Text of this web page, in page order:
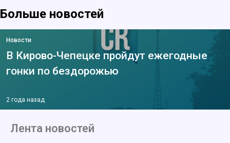
Больше новостей
Новости
В Кирово-Чепецке пройдут ежегодные
гонки по бездорожью
2 года назад
Лента новостей